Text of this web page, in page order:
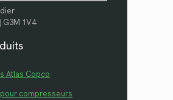
G3M 1V4
Atlas Copco
compresseurs